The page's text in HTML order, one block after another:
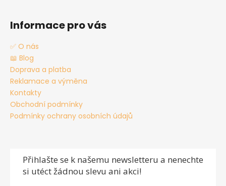
Informace pro vás
✅ O nás
📖 Blog
Doprava a platba
Reklamace a výměna
Kontakty
Obchodní podmínky
Podmínky ochrany osobních údajů
Přihlašte se k našemu newsletteru a nenechte
si utéct žádnou slevu ani akci!